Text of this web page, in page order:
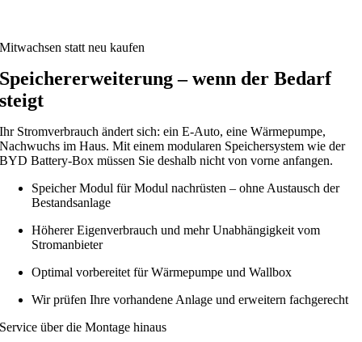
Mitwachsen statt neu kaufen
Speichererweiterung – wenn der Bedarf
steigt
Ihr Stromverbrauch ändert sich: ein E-Auto, eine Wärmepumpe,
Nachwuchs im Haus. Mit einem modularen Speichersystem wie der
BYD Battery-Box müssen Sie deshalb nicht von vorne anfangen.
Speicher Modul für Modul nachrüsten – ohne Austausch der
Bestandsanlage
Höherer Eigenverbrauch und mehr Unabhängigkeit vom
Stromanbieter
Optimal vorbereitet für Wärmepumpe und Wallbox
Wir prüfen Ihre vorhandene Anlage und erweitern fachgerecht
Service über die Montage hinaus